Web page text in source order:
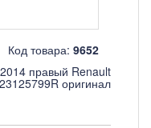
Код товара: 9652
правый Renault
оригинал